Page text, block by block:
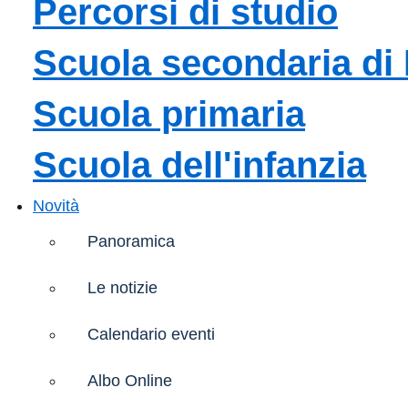
Percorsi di studio
Scuola secondaria di
Scuola primaria
Scuola dell'infanzia
Novità
Panoramica
Le notizie
Calendario eventi
Albo Online